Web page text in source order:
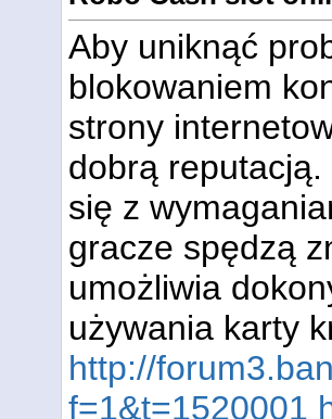
Aby uniknąć
blokowaniem
strony
dobrą
się z
gracze spędzą
umożliwia
używania karty
http://
f=1&t=1520001